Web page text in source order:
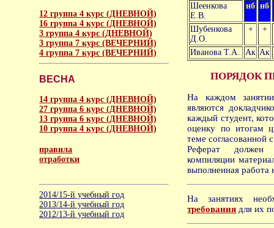
12 группа 4 курс (ДНЕВНОЙ)
16 группа 4 курс (ДНЕВНОЙ)
3 группа 4 курс (ДНЕВНОЙ)
3 группа 7 курс (ВЕЧЕРНИЙ)
4 группа 7 курс (ВЕЧЕРНИЙ)
ВЕСНА
14 группа 4 курс (ДНЕВНОЙ)
27 группа 6 курс (ДНЕВНОЙ)
13 группа 6 курс (ДНЕВНОЙ)
10 группа 4 курс (ДНЕВНОЙ)
правила
отработки
2014/15-й учебный год
2013/14-й учебный год
2012/13-й учебный год
Шеенкова
Е.В.
нб нб
Шубенкова
Д.О.
+ +
Иванова Т.А. Ак Ак
ПОРЯДОК
На каждом
являются
каждый студент,
оценку по итогам
теме согласованной
Реферат должен
компиляции
выполненная работа
На занятиях
требования для их